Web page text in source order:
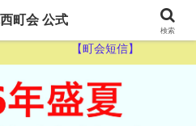
【休日当番医】
【町会短信】
西町会 公式
検索